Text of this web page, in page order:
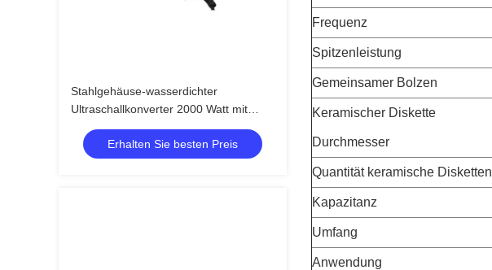
Stahlgehäuse-wasserdichter
Ultraschallkonverter 2000 Watt mit
hohem Ausschuss
Erhalten Sie besten Preis
Frequenz
Spitzenleistung
Gemeinsamer Bolzen
Keramischer Diskette
Durchmesser
Quantität keramische Disketten
Kapazitanz
Umfang
Anwendung